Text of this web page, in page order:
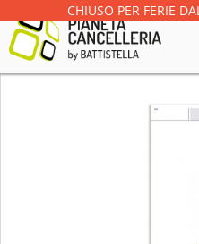
CHIUSO PER FERIE